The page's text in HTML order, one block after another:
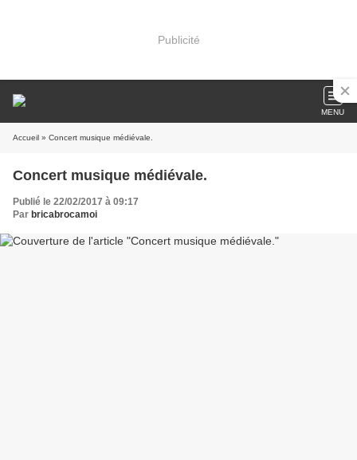
Publicité
MENU
Accueil » Concert musique médiévale.
Concert musique médiévale.
Publié le 22/02/2017 à 09:17
Par bricabrocamoi